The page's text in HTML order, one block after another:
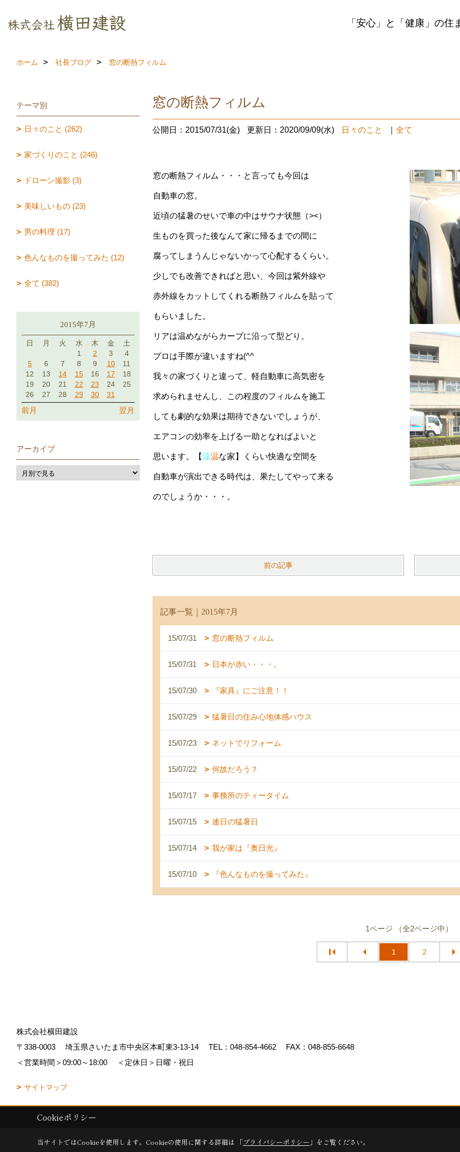
「安心」と「健康」の住
ホーム 社長ブログ 窓の断熱フィルム
窓の断熱フィルム
公開日：2015/07/31(金) 更新日：2020/09/09(水) 日々のこと 全て
窓の断熱フィルム・・・と言っても今回は
自動車の窓。
近頃の猛暑のせいで車の中はサウナ状態（><）
生ものを買った後なんて家に帰るまでの間に
腐ってしまうんじゃないかって心配するくらい。
少しでも改善できればと思い、今回は紫外線や
赤外線をカットしてくれる断熱フィルムを貼って
もらいました。
リアは温めながらカーブに沿って型どり。
プロは手際が違いますね(^^
我々の家づくりと違って、軽自動車に高気密を
求められませんし、この程度のフィルムを施工
しても劇的な効果は期待できないでしょうが、
エアコンの効率を上げる一助となればよいと
思います。【涼温な家】くらい快適な空間を
自動車が演出できる時代は、果たしてやって来る
のでしょうか・・・。
前の記事
記事一覧｜2015年7月
15/07/31 窓の断熱フィルム
15/07/31 日本が赤い・・・。
15/07/30 『家具』にご注意！！
15/07/29 猛暑日の住み心地体感ハウス
15/07/23 ネットでリフォーム
15/07/22 何故だろう？
15/07/17 事務所のティータイム
15/07/15 連日の猛暑日
15/07/14 我が家は『奥日光』
15/07/10 『色んなものを撮ってみた』
1ページ （全2ページ中）
1 2
テーマ別
日々のこと (262)
家づくりのこと (246)
ドローン撮影 (3)
美味しいもの (23)
男の料理 (17)
色んなものを撮ってみた (12)
全て (382)
2015年7月
日 月 火 水 木 金
土
1
2 3
4
5
6 7 8 9 10
11
12
13 14 15 16 17
18
19
20 21 22 23 24
25
26
27 28 29 30 31
前月 翌月
アーカイブ
株式会社横田建設
〒338-0003
埼玉県さいたま市中央区本町東3-13-14 TEL： 048-854-4662
FAX：048-855-6648
＜営業時間＞09:00～18:00
＜定休日＞日曜・祝日
サイトマップ
Copyright (c) YOKOTA Kensetsu Co.,Ltd. All Rights Reserved.
Cookieポリシー
当サイトではCookieを使用します。 Cookieの使用に関する詳細は 「プライバシーポリシー 」をご覧ください。